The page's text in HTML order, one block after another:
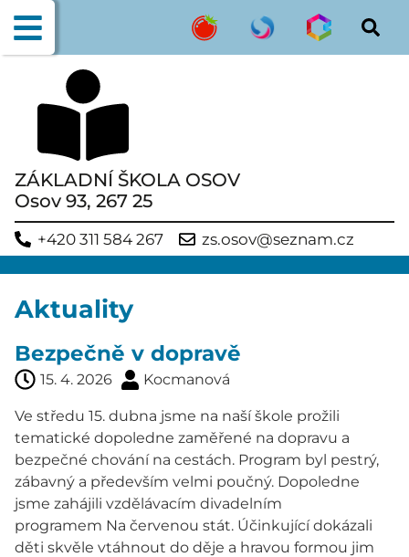
ZÁKLADNÍ ŠKOLA OSOV
Osov 93, 267 25
+420 311 584 267 zs.osov@seznam.cz
Aktuality
Bezpečně v dopravě
15. 4. 2026 Kocmanová
Ve středu 15. dubna jsme na naší škole prožili
tematické dopoledne zaměřené na dopravu a
bezpečné chování na cestách. Program byl pestrý,
zábavný a především velmi poučný. Dopoledne
jsme zahájili vzdělávacím divadelním
programem Na červenou stát. Účinkující dokázali
děti skvěle vtáhnout do děje a hravou formou jim